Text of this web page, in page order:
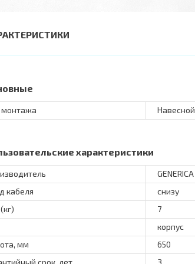
монтажа Навесной
характеристики
GENERICA
кабеля
снизу
7
корпус
мм
650
срок, лет
3